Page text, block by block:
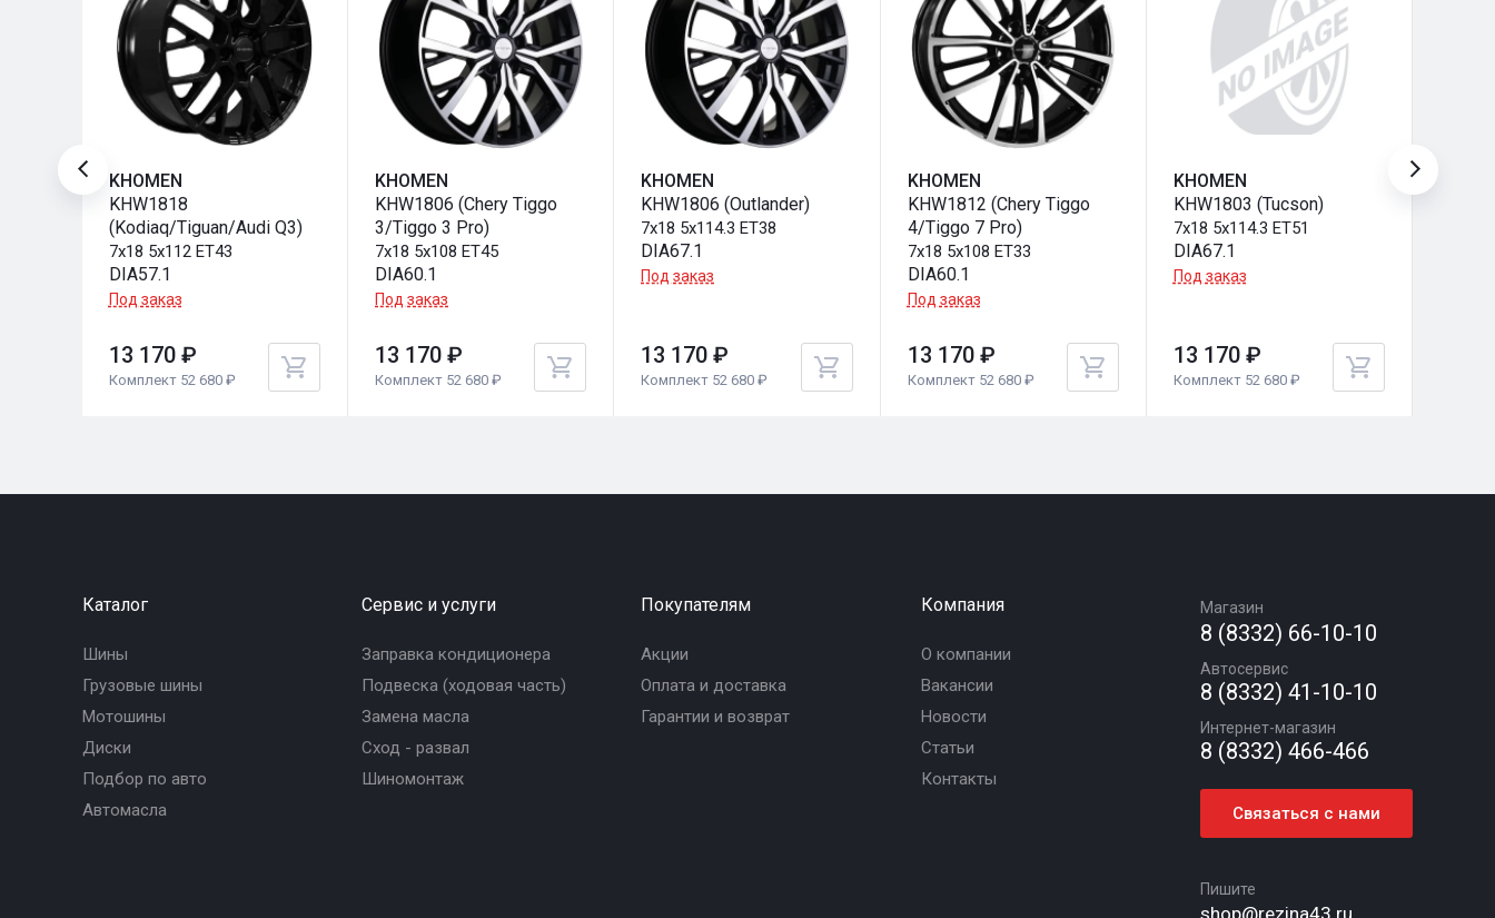
KHOMEN
KHW1818
(Kodiaq/Tiguan/Audi Q3)
7x18 5x112 ET43
DIA57.1
Под заказ
13 170 ₽
Комплект 52 680 ₽
KHOMEN
KHW1806 (Chery Tiggo
3/Tiggo 3 Pro)
7x18 5x108 ET45
DIA60.1
Под заказ
13 170 ₽
Комплект 52 680 ₽
KHOMEN
KHW1806 (Outlander)
7x18 5x114.3 ET38
DIA67.1
Под заказ
13 170 ₽
Комплект 52 680 ₽
KHOMEN
KHW1812 (Chery Tiggo
4/Tiggo 7 Pro)
7x18 5x108 ET33
DIA60.1
Под заказ
13 170 ₽
Комплект 52 680 ₽
KHOMEN
KHW1803 (Tucson)
7x18 5x114.3 ET51
DIA67.1
Под заказ
13 170 ₽
Комплект 52 680 ₽
Каталог
Шины
Грузовые шины
Мотошины
Диски
Подбор по авто
Автомасла
Сервис и услуги
Заправка кондиционера
Подвеска (ходовая часть)
Замена масла
Сход - развал
Шиномонтаж
Покупателям
Акции
Оплата и доставка
Гарантии и возврат
Компания
О компании
Вакансии
Новости
Статьи
Контакты
Магазин
8 (8332) 66-10-10
Автосервис
8 (8332) 41-10-10
Интернет-магазин
8 (8332) 466-466
Связаться с нами
Пишите
shop@rezina43.ru